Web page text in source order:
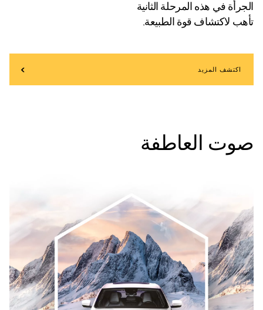
الجرأة في هذه المرحلة الثانية
تأهب لاكتشاف قوة الطبيعة.
اكتشف المزيد
صوت العاطفة